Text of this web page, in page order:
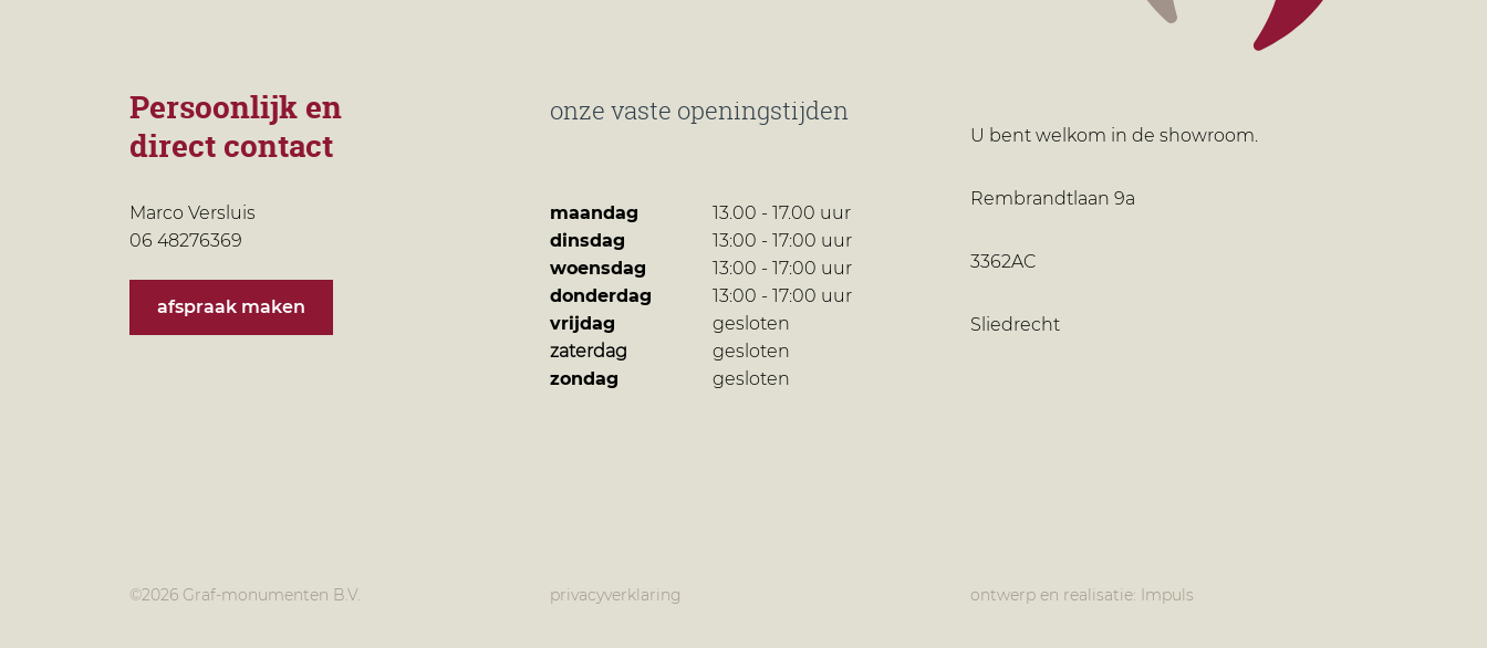
Persoonlijk en
direct contact
Marco Versluis
06 48276369
afspraak maken
onze vaste openingstijden
maandag
13.00 - 17.00 uur
dinsdag
13:00 - 17:00 uur
woensdag
13:00 - 17:00 uur
donderdag
13:00 - 17:00 uur
vrijdag
gesloten
zaterdag
gesloten
zondag
gesloten
U bent welkom in de showroom.
Rembrandtlaan 9a
3362AC
Sliedrecht
©2026 Graf-monumenten B.V. privacyverklaring ontwerp en realisatie: Impuls